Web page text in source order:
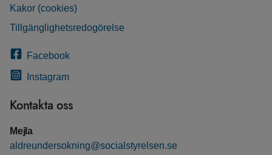
Kakor (cookies)
Tillgänglighetsredogörelse
Facebook
Instagram
Kontakta oss
Mejla
aldreundersokning@socialstyrelsen.se